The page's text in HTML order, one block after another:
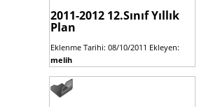
2011-2012 12.Sınıf Yıllık
Plan
Eklenme Tarihi: 08/10/2011 Ekleyen:
melih